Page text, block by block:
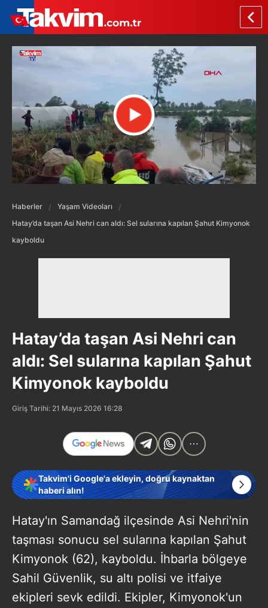
Haberler
Yaşam Videoları
Hatay’da taşan Asi Nehri can aldı: Sel sularına kapılan Şahut Kimyonok
kayboldu
Hatay’da taşan Asi Nehri can
aldı: Sel sularına kapılan Şahut
Kimyonok kayboldu
Giriş Tarihi: 21 Mayıs 2026 16:28
Takvim'i Google'a ekleyin, doğru kaynaktan
haberi alın!
Hatay'ın Samandağ ilçesinde Asi Nehri'nin
taşması sonucu sel sularına kapılan Şahut
Kimyonok (62), kayboldu. İhbarla bölgeye
Sahil Güvenlik, su altı polisi ve itfaiye
ekipleri sevk edildi. Ekipler, Kimyonok'un